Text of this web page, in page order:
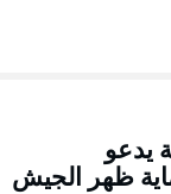
يدعو
ظهر الجيش